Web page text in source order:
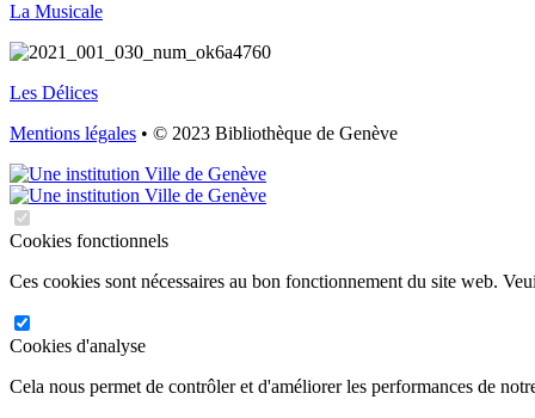
La Musicale
Les Délices
Mentions légales • © 2023 Bibliothèque de Genève
Cookies fonctionnels
Ces cookies sont nécessaires au bon fonctionnement du site web.
Cookies d'analyse
Cela nous permet de contrôler et d'améliorer les performances de